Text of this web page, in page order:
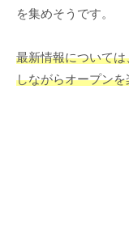
を集めそうです。
最新情報について
しながらオープン